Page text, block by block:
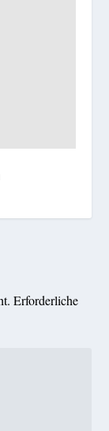
Erforderliche